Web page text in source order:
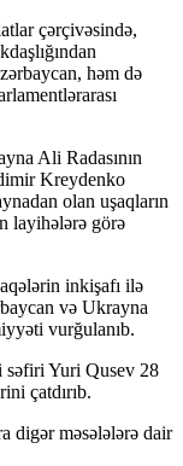
çərçivəsində,
həm də
Ali Radasının
Kreydenko
olan uşaqların
layihələrə görə
inkişafı ilə
və Ukrayna
vurğulanıb.
səfiri Yuri Qusev 28
çatdırıb.
digər məsələlərə dair